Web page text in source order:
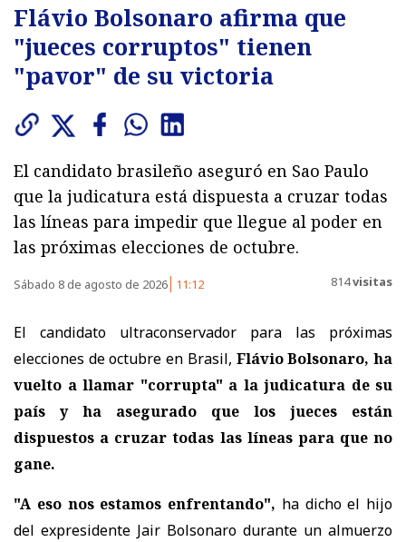
Flávio Bolsonaro afirma que
"jueces corruptos" tienen
"pavor" de su victoria
El candidato brasileño aseguró en Sao Paulo
que la judicatura está dispuesta a cruzar todas
las líneas para impedir que llegue al poder en
las próximas elecciones de octubre.
Sábado 8 de agosto de 2026 11:12 814visitas
El candidato ultraconservador para las próximas
elecciones de octubre en Brasil, Flávio Bolsonaro, ha
vuelto a llamar "corrupta" a la judicatura de su
país
y ha asegurado que los jueces están
dispuestos a cruzar todas las líneas para que no
gane.
"A eso nos estamos enfrentando", ha dicho el hijo
del expresidente Jair Bolsonaro durante un almuerzo